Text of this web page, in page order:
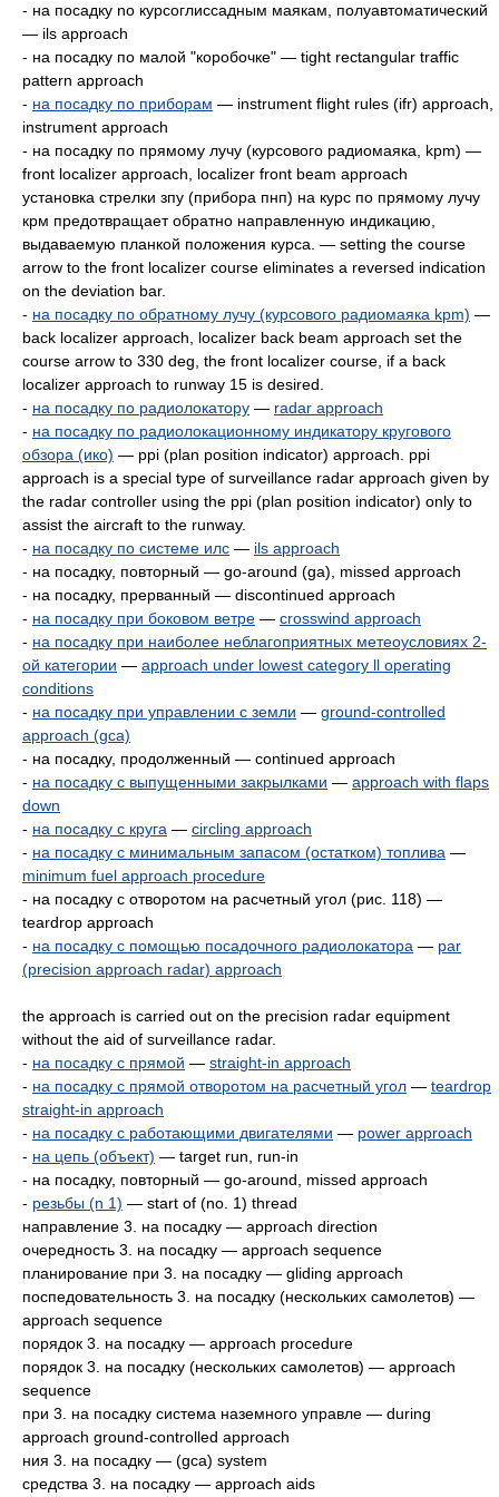
- на посадку no курсоглиссадным маякам, полуавтоматический
— ils approach
- на посадку по малой "коробочке" — tight rectangular traffic
pattern approach
- на посадку по приборам — instrument flight rules (ifr) approach,
instrument approach
- на посадку по прямому лучу (курсового радиомаяка, kpm) —
front localizer approach, localizer front beam approach
установка стрелки зпу (прибора пнп) на курс по прямому лучу
крм предотвращает обратно направленную индикацию,
выдаваемую планкой положения курса. — setting the course
arrow to the front localizer course eliminates а reversed indication
on the deviation bar.
- на посадку по обратному лучу (курсового радиомаяка kpm) —
back localizer approach, localizer back beam approach set the
course arrow to 330 deg, the front localizer course, if a back
localizer approach to runway 15 is desired.
- на посадку по радиолокатору — radar approach
- на посадку по радиолокационному индикатору кругового
обзора (ико) — ррi (plan position indicator) approach. ррi
approach is а special type of surveillance radar approach given by
the radar controller using the ppi (plan position indicator) only to
assist the aircraft to the runway.
- на посадку по системе илс — ils approach
- на посадку, повторный — go-around (ga), missed approach
- на посадку, прерванный — discontinued approach
- на посадку при боковом ветре — crosswind approach
- на посадку при наиболее неблагоприятных метеоусловиях 2-
ой категории — approach under lowest саtegory ll operating
conditions
- на посадку при управлении с земли — ground-controlled
approach (gca)
- на посадку, продолженный — continued approach
- на посадку с выпущенными закрылками — approach with flaps
down
- на посадку с круга — circling approach
- на посадку с минимальным запасом (остатком) топлива —
minimum fuel approach procedure
- на посадку с отворотом на расчетный угол (рис. 118) —
teardrop approach
- на посадку с помощью посадочного радиолокатора — par
(precision approach radar) approach
the approach is carried out on the precision radar equipment
without the aid of surveillance radar.
- на посадку с прямой — straight-in approach
- на посадку с прямой отворотом на расчетный угол — teardrop
straight-in approach
- на посадку с работающими двигателями — power approach
- на цепь (объект) — target run, run-in
- на посадку, повторный — go-around, missed approach
- резьбы (n 1) — start of (no. 1) thread
направление 3. на посадку — approach direction
очередность 3. на посадку — approach sequence
планирование при 3. на посадку — gliding approach
поспедовательность 3. на посадку (нескольких самолетов) —
approach sequence
порядок 3. на посадку — approach procedure
порядок 3. на посадку (нескольких самолетов) — approach
sequence
при 3. на посадку система наземного управле — during
approach ground-controlled approach
ния 3. на посадку — (gca) system
средства 3. на посадку — approach aids